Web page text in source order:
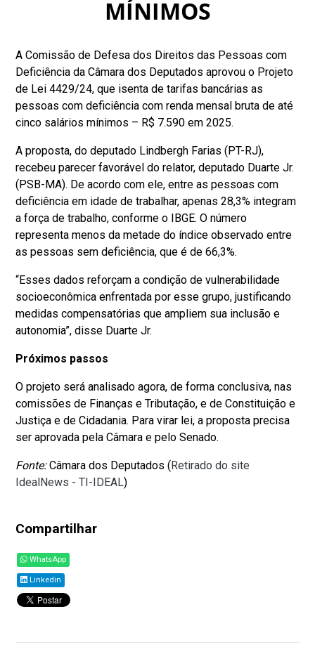
MÍNIMOS
A Comissão de Defesa dos Direitos das Pessoas com
Deficiência da Câmara dos Deputados aprovou o Projeto
de Lei 4429/24, que isenta de tarifas bancárias as
pessoas com deficiência com renda mensal bruta de até
cinco salários mínimos – R$ 7.590 em 2025.
A proposta, do deputado Lindbergh Farias (PT-RJ),
recebeu parecer favorável do relator, deputado Duarte Jr.
(PSB-MA). De acordo com ele, entre as pessoas com
deficiência em idade de trabalhar, apenas 28,3% integram
a força de trabalho, conforme o IBGE. O número
representa menos da metade do índice observado entre
as pessoas sem deficiência, que é de 66,3%.
“Esses dados reforçam a condição de vulnerabilidade
socioeconômica enfrentada por esse grupo, justificando
medidas compensatórias que ampliem sua inclusão e
autonomia”, disse Duarte Jr.
Próximos passos
O projeto será analisado agora, de forma conclusiva, nas
comissões de Finanças e Tributação, e de Constituição e
Justiça e de Cidadania. Para virar lei, a proposta precisa
ser aprovada pela Câmara e pelo Senado.
Fonte:Câmara dos Deputados (Retirado do site
IdealNews - TI-IDEAL)
Compartilhar
WhatsApp
Linkedin